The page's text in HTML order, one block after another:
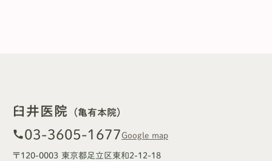
臼井医院 （亀有本院）
call03-3605-1677 Google map
〒120-0003 東京都足立区東和2-12-18